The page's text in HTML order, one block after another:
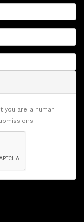
are a human